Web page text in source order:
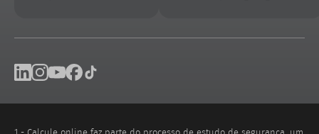
Footer
networks
LinkedinInstagram
Youtube